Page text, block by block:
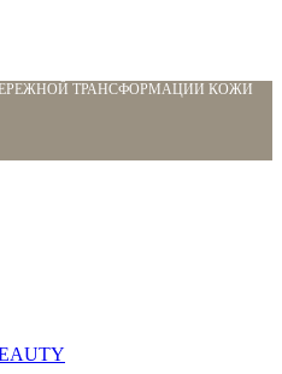
ТРАНСФОРМАЦИИ КОЖИ